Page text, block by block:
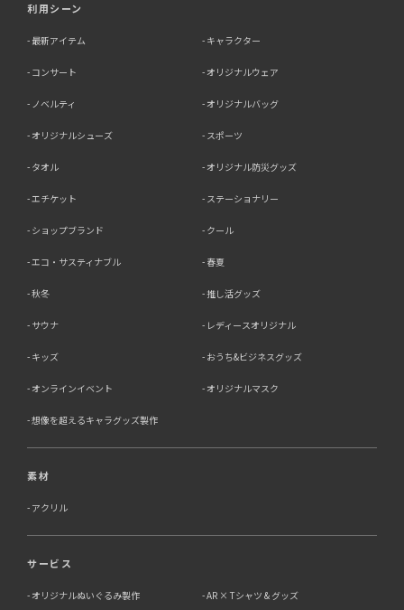
利用シーン
最新アイテム キャラクター
コンサート オリジナルウェア
ノベルティ オリジナルバッグ
オリジナルシューズ スポーツ
タオル オリジナル防災グッズ
エチケット ステーショナリー
ショップブランド クール
エコ・サスティナブル 春夏
秋冬 推し活グッズ
サウナ レディースオリジナル
キッズ おうち&ビジネスグッズ
オンラインイベント オリジナルマスク
想像を超えるキャラグッズ製作
素材
アクリル
サービス
オリジナルぬいぐるみ製作 AR × Tシャツ & グッズ